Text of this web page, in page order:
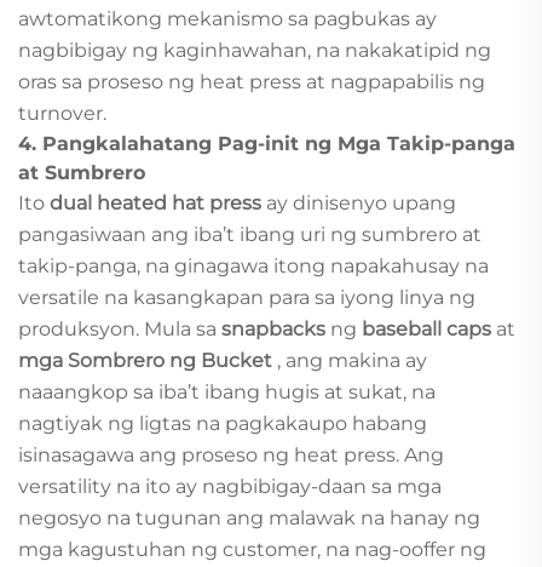
awtomatikong mekanismo sa pagbukas ay
nagbibigay ng kaginhawahan, na nakakatipid ng
oras sa proseso ng heat press at nagpapabilis ng
turnover.
4. Pangkalahatang Pag-init ng Mga Takip-panga
at Sumbrero
Ito dual heated hat press ay dinisenyo upang
pangasiwaan ang iba’t ibang uri ng sumbrero at
takip-panga, na ginagawa itong napakahusay na
versatile na kasangkapan para sa iyong linya ng
produksyon. Mula sa snapbacks ng baseball caps at
mga Sombrero ng Bucket , ang makina ay
naaangkop sa iba’t ibang hugis at sukat, na
nagtiyak ng ligtas na pagkakaupo habang
isinasagawa ang proseso ng heat press. Ang
versatility na ito ay nagbibigay-daan sa mga
negosyo na tugunan ang malawak na hanay ng
mga kagustuhan ng customer, na nag-ooffer ng